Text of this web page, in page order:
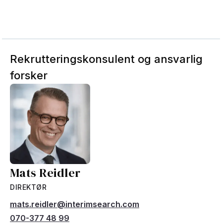
Rekrutteringskonsulent og ansvarlig
forsker
Mats Reidler
DIREKTØR
mats.reidler@interimsearch.com
070-377 48 99